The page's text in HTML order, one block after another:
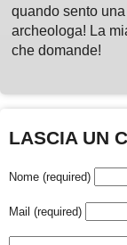
quando sento
archeologa! La
che domande!
LASCIA UN
Nome (required)
Mail (required)